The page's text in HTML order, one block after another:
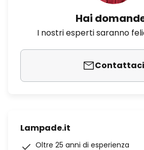
Hai
I nostri esperti saranno
Contattaci
Lampade.it
Oltre 25 anni di esperienza